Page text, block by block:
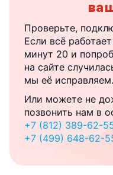
Проверьте,
Если всё
минут 20 и
на сайте
мы её исправляем.
Или можете не
позвонить нам в
+7 (812) 389-62-
+7 (499) 648-62-